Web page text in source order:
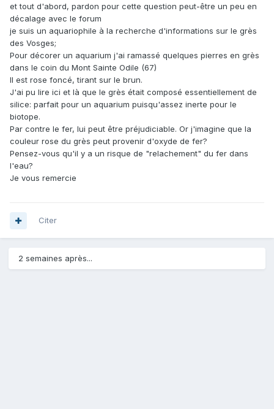
et tout d'abord, pardon pour cette question peut-être un peu en
décalage avec le forum
je suis un aquariophile à la recherche d'informations sur le grès
des Vosges;
Pour décorer un aquarium j'ai ramassé quelques pierres en grès
dans le coin du Mont Sainte Odile (67)
Il est rose foncé, tirant sur le brun.
J'ai pu lire ici et là que le grès était composé essentiellement de
silice: parfait pour un aquarium puisqu'assez inerte pour le
biotope.
Par contre le fer, lui peut être préjudiciable. Or j'imagine que la
couleur rose du grès peut provenir d'oxyde de fer?
Pensez-vous qu'il y a un risque de "relachement" du fer dans
l'eau?
Je vous remercie
Citer
2 semaines après...